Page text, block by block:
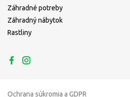
Záhradné potreby
Záhradný nábytok
Rastliny
Ochrana súkromia a GDPR